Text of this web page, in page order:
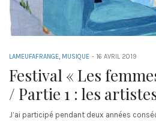
LAMEUFAFRANGE, MUSIQUE - 16 AVRIL 2019
Festival « Les
/ Partie 1 : les
J’ai participé pendant deux années